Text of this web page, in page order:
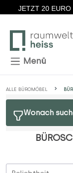
Zum Hauptinhalt
JETZT 20 EURO
Menü
ALLE BÜROMÖBEL
Wonach